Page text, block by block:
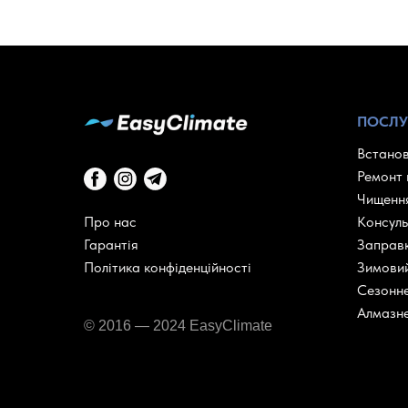
Про нас
Гарантія
Політика конфіденційності
© 2016 — 2024 EasyClimate
Ремонт